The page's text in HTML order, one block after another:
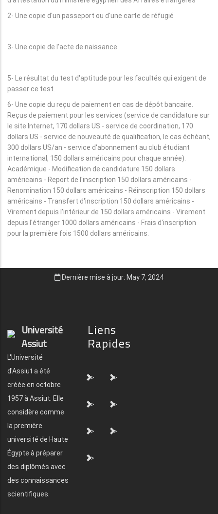
2- Une copie d'un passeport ou d'une carte de réfugié
3- Une copie de l'acte de naissance
5- Le résultat du test d'aptitude pour les facultés qui exigent de
passer ce test.
6- Une copie du reçu de paiement en cas de dépôt bancaire.
Reçus de paiement pour les services (service de candidature sur
le site Internet, 170 dollars US - service de coordination, 170
dollars US - service de nouveauté de qualification, le cas échéant,
300 dollars US/an - service d'abonnement au club étudiant
international, 150 dollars américains pour chaque année).
Académique - Modification de candidature 150 dollars
américains - Report de l'inscription 150 dollars américains -
Renomination 150 dollars américains - Réinscription 150 dollars
américains - Transfert d'inscription 150 dollars américains -
Virement depuis l'intérieur de 150 dollars américains - Virement
depuis l'étranger 1000 dollars américains - Frais d'inscription
pour la première fois 1500 dollars américains.
Dernière mise à jour: May 7, 2024
Université
Assiut
L'Université
d'Assiut a été
créée en octobre
1957 à Assiut. Elle
considère comme
la première
université de Haute
Égypte à préparer
des diplômés avec
des connaissances
scientifiques.
Liens
Rapides
"> ">
"> ">
"> ">
">